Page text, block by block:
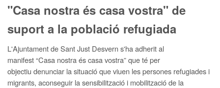
"Casa nostra és casa vostra" de
suport a la població refugiada
L'Ajuntament de Sant Just Desvern s'ha adherit al
manifest“Casa nostra és casa vostra” que té per
objectiu denunciar la situació que viuen les persones refugiades i
migrants, aconseguir la sensibilització i mobilització de la